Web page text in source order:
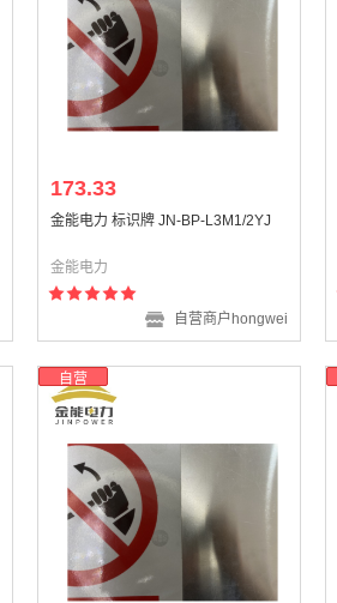
173.33
金能电力 标识牌 JN-BP-L3M1/2YJ
金能电力
自营商户hongwei
自营